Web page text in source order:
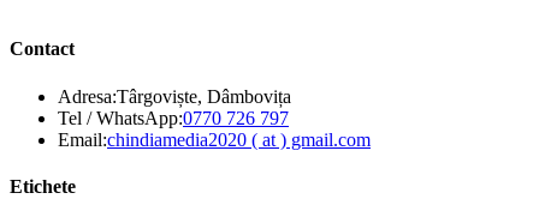
Contact
Adresa:Târgoviște, Dâmbovița
Tel / WhatsApp:0770 726 797Opens
in
Email:chindiamedia2020 ( at ) gmail.comOpens
Etichete